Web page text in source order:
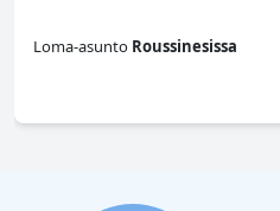
Loma-asunto Roussinesissa